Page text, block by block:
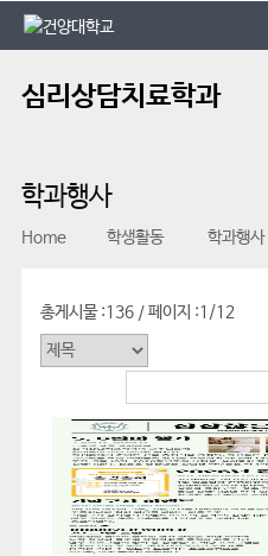
본문 바로가기
대메뉴 바로가기
심리상담치료학과
학과행사
Home 학생활동 학과행사
총게시물 :136 /페이지 :1/12